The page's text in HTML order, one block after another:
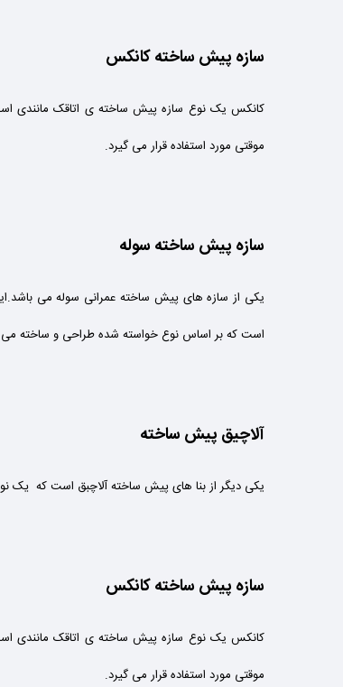
سازه پیش ساخته کانکس
کانکس یک نوع سازه پیش ساخته ی اتاقک مانندی
موقتی مورد استفاده قرار می گیرد.
سازه پیش ساخته سوله
یکی از سازه های پیش ساخته عمرانی سوله می
است که بر اساس نوع خواسته شده طراحی و ساخته
آلاچیق پیش ساخته
یکی دیگر از بنا های پیش ساخته آلاچبق است که يک
سازه پیش ساخته کانکس
کانکس یک نوع سازه پیش ساخته ی اتاقک مانندی
موقتی مورد استفاده قرار می گیرد.